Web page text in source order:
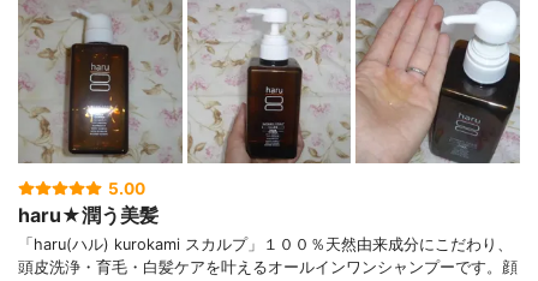
5.00
haru★潤う美髪
「haru(ハル) kurokami スカルプ」１００％天然由来成分にこだわり、
頭皮洗浄・育毛・白髪ケアを叶えるオールインワンシャンプーです。顔